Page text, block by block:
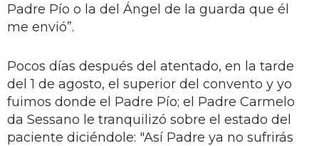
Padre Pío o la del Ángel de la guarda que él
me envió”.
Pocos días después del atentado, en la tarde
del 1 de agosto, el superior del convento y yo
fuimos donde el Padre Pío; el Padre Carmelo
da Sessano le tranquilizó sobre el estado del
paciente diciéndole: "Así Padre ya no sufrirás